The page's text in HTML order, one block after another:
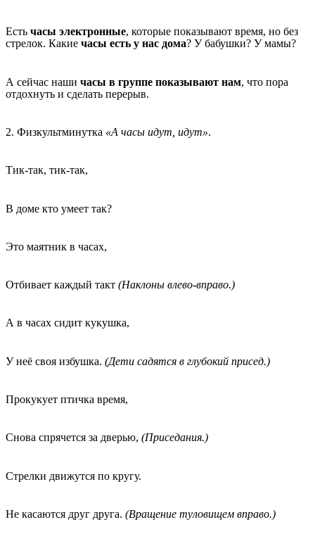
Есть часы электронные, которые показывают время, но без
стрелок. Какие часы есть у нас дома? У бабушки? У мамы?
А сейчас наши часы в группе показывают нам, что пора
отдохнуть и сделать перерыв.
2. Физкультминутка «А часы идут, идут».
Тик-так, тик-так,
В доме кто умеет так?
Это маятник в часах,
Отбивает каждый такт (Наклоны влево-вправо.)
А в часах сидит кукушка,
У неё своя избушка. (Дети садятся в глубокий присед.)
Прокукует птичка время,
Снова спрячется за дверью, (Приседания.)
Стрелки движутся по кругу.
Не касаются друг друга. (Вращение туловищем вправо.)